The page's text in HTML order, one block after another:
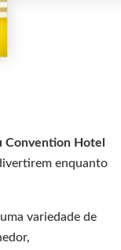
Convention Hotel
enquanto
variedade de